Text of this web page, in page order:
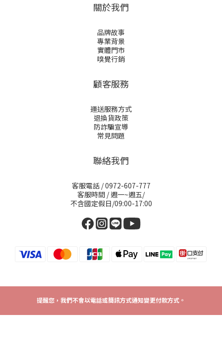
關於我們
品牌故事
專業背景
實體門市
嗅覺行銷
顧客服務
運送服務方式
退換貨政策
防詐騙宣導
常見問題
聯絡我們
客服電話 / 0972-607-777
客服時間 / 週一~週五/
不含國定假日/09:00-17:00
提醒您，我們不會以電話或簡訊方式通知變更付款方式。